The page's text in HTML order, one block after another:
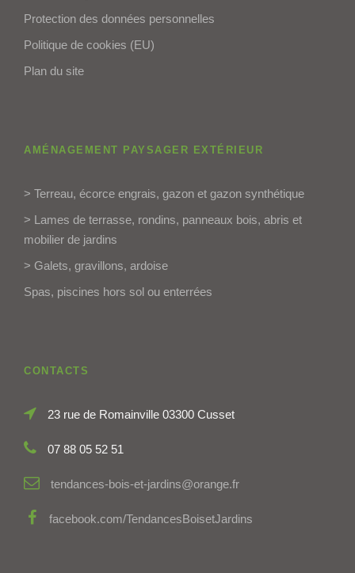
Protection des données personnelles
Politique de cookies (EU)
Plan du site
AMÉNAGEMENT PAYSAGER EXTÉRIEUR
> Terreau, écorce engrais, gazon et gazon synthétique
> Lames de terrasse, rondins, panneaux bois, abris et
mobilier de jardins
> Galets, gravillons, ardoise
Spas, piscines hors sol ou enterrées
CONTACTS
23 rue de Romainville 03300 Cusset
07 88 05 52 51
tendances-bois-et-jardins@orange.fr
facebook.com/TendancesBoisetJardins